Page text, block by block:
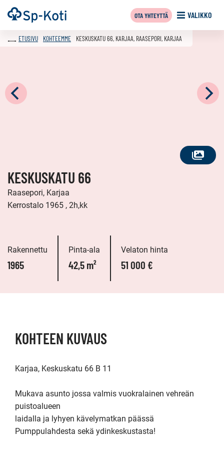
Siirry
sisältöön
Etusivu VALIKKO
OTA YHTEYTTÄ
KATSO
ETUSIVU KOHTEEMME KESKUSKATU 66, KARJAA, RAASEPORI, KARJAA
KESKUSKATU 66
Raasepori, Karjaa
Kerrostalo 1965 , 2h,kk
Rakennettu
1965
Pinta-ala
42,5 m²
Velaton hinta
51 000 €
KOHTEEN KUVAUS
Karjaa, Keskuskatu 66 B 11
Mukava asunto jossa valmis vuokralainen vehreän
puistoalueen
laidalla ja lyhyen kävelymatkan päässä
Pumppulahdesta sekä ydinkeskustasta!